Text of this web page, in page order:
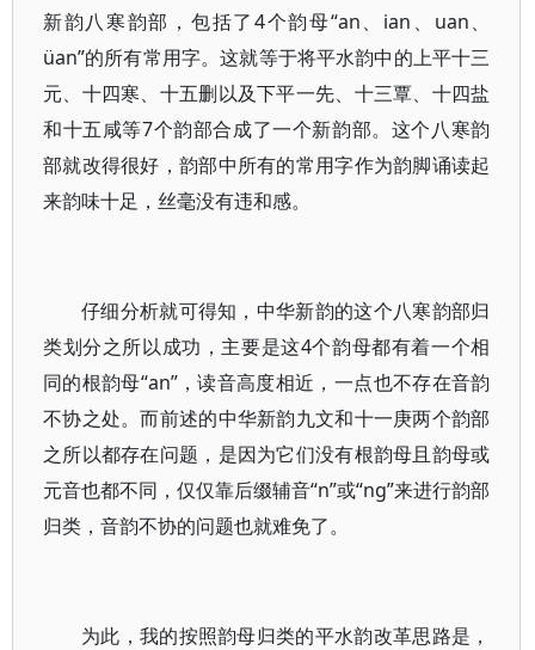
新韵八寒韵部，包括了4个韵母“an、ian、uan、
üan”的所有常用字。这就等于将平水韵中的上平十三
元、十四寒、十五删以及下平一先、十三覃、十四盐
和十五咸等7个韵部合成了一个新韵部。这个八寒韵
部就改得很好，韵部中所有的常用字作为韵脚诵读起
来韵味十足，丝毫没有违和感。
仔细分析就可得知，中华新韵的这个八寒韵部归
类划分之所以成功，主要是这4个韵母都有着一个相
同的根韵母“an”，读音高度相近，一点也不存在音韵
不协之处。而前述的中华新韵九文和十一庚两个韵部
之所以都存在问题，是因为它们没有根韵母且韵母或
元音也都不同，仅仅靠后缀辅音“n”或“ng”来进行韵部
归类，音韵不协的问题也就难免了。
为此，我的按照韵母归类的平水韵改革思路是，